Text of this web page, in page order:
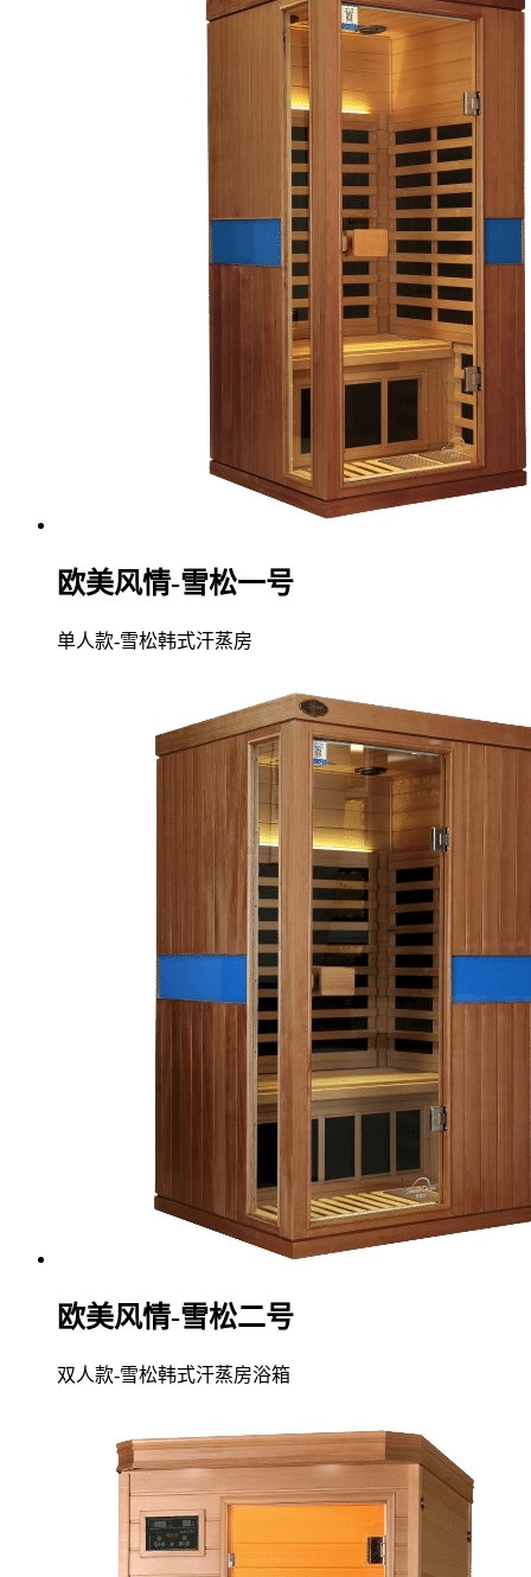
欧美风情-雪松一号
单人款-雪松韩式汗蒸房
欧美风情-雪松二号
双人款-雪松韩式汗蒸房浴箱